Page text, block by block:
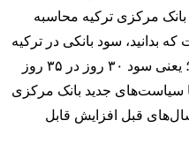
بانک مرکزی ترکیه محاسبه
بدانید، سود بانکی در ترکیه
هر ۳۵ روز به حساب واریز می‌شود؛ یعنی سود ۳۰ روز در ۳۵ روز
سیاست‌های جدید بانک مرکزی
قبل افزایش قابل